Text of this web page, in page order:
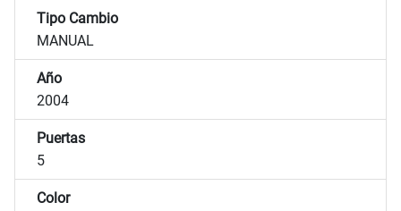
Tipo Cambio
MANUAL
Año
2004
Puertas
5
Color